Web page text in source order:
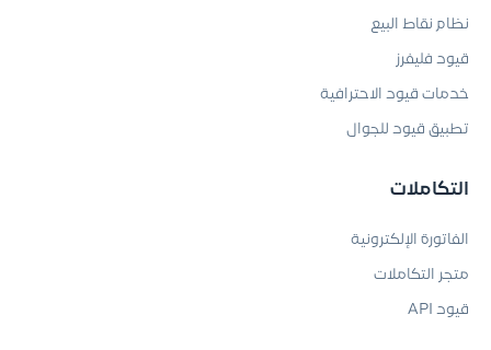
نظام نقاط البيع
قيود فليفرز
خدمات قيود الاحترافية
تطبيق قيود للجوال
التكاملات
الفاتورة الإلكترونية
متجر التكاملات
قيود API